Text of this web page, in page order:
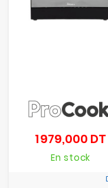
1 979,000 DT
En stock